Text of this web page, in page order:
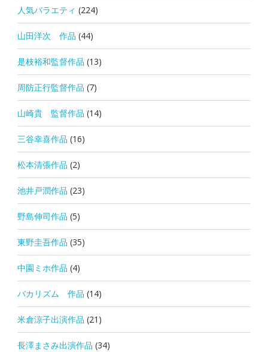
人気バラエティ (224)
山田洋次 作品 (44)
是枝裕和監督作品 (13)
周防正行監督作品 (7)
山崎貴 監督作品 (14)
三谷幸喜作品 (16)
松本清張作品 (2)
池井戸潤作品 (23)
野島伸司作品 (5)
東野圭吾作品 (35)
中園ミホ作品 (4)
バカリズム 作品 (14)
米倉涼子出演作品 (21)
長澤まさみ出演作品 (34)